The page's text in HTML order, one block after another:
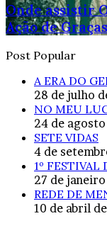
Onde assistir
Ação de
Post Popular
A ERA DO
28 de julho
NO MEU
24 de
SETE VIDAS
4 de
1º
27 de
REDE DE
10 de abril